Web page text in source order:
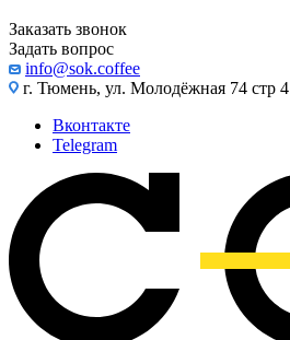
Заказать звонок
Задать вопрос
info@sok.coffee
г. Тюмень, ул. Молодёжная 74 стр 4
Вконтакте
Telegram